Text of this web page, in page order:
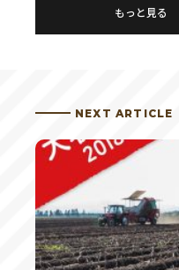
もっと見る
NEXT ARTICLE